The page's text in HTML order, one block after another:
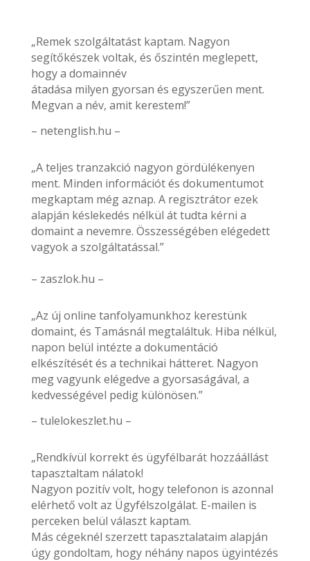
„Remek szolgáltatást kaptam. Nagyon
segítőkészek voltak, és őszintén meglepett,
hogy a domainnév
átadása milyen gyorsan és egyszerűen ment.
Megvan a név, amit kerestem!”
– netenglish.hu –
„A teljes tranzakció nagyon gördülékenyen
ment. Minden információt és dokumentumot
megkaptam még aznap. A regisztrátor ezek
alapján késlekedés nélkül át tudta kérni a
domaint a nevemre. Összességében elégedett
vagyok a szolgáltatással.”
– zaszlok.hu –
„Az új online tanfolyamunkhoz kerestünk
domaint, és Tamásnál megtaláltuk. Hiba nélkül,
napon belül intézte a dokumentáció
elkészítését és a technikai hátteret. Nagyon
meg vagyunk elégedve a gyorsaságával, a
kedvességével pedig különösen.”
– tulelokeszlet.hu –
„Rendkívül korrekt és ügyfélbarát hozzáállást
tapasztaltam nálatok!
Nagyon pozitív volt, hogy telefonon is azonnal
elérhető volt az Ügyfélszolgálat. E-mailen is
perceken belül választ kaptam.
Más cégeknél szerzett tapasztalataim alapján
úgy gondoltam, hogy néhány napos ügyintézés